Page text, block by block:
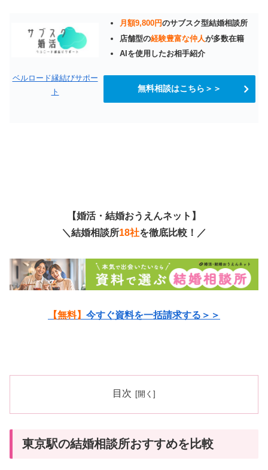
ベルロード縁結びサポー
ト
月額9,800円のサブスク型結婚相談所
店舗型の経験豊富な仲人が多数在籍
AIを使用したお相手紹介
無料相談はこちら＞＞
【婚活・結婚おうえんネット】
＼結婚相談所18社を徹底比較！／
【無料】 今すぐ資料を一括請求する＞＞
目次
東京駅の結婚相談所おすすめを比較